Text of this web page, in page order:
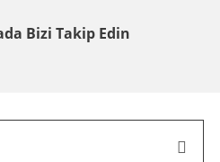
Bizi Takip Edin